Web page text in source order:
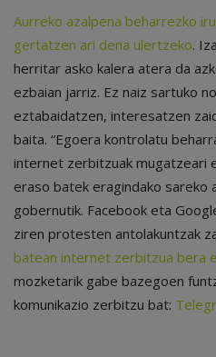
Aurreko azalpena beharrezko
gertatzen ari dena ulertzeko.
herritar asko kalera atera da
ezbaian jarriz. Ez naiz sartuko
eztabaidatzen, interesatzen
baita. “Egoera kontrolatu
internet zerbitzuak mugatzeari
eraso batek eragindako sareko
gobernutik. Facebook eta
ziren protesten antolakuntzak
batean internet zerbitzua bera
mozketarik gabe bazegoen
komunikazio zerbitzu bat: